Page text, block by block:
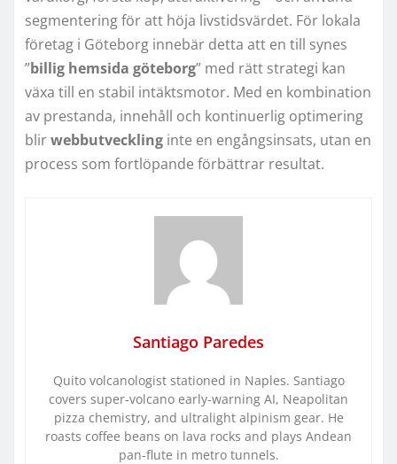
segmentering för att höja livstidsvärdet. För lokala
företag i Göteborg innebär detta att en till synes
”billig hemsida göteborg” med rätt strategi kan
växa till en stabil intäktsmotor. Med en kombination
av prestanda, innehåll och kontinuerlig optimering
blirwebbutveckling inte en engångsinsats, utan en
process som fortlöpande förbättrar resultat.
Santiago Paredes
Quito volcanologist stationed in Naples. Santiago
covers super-volcano early-warning AI, Neapolitan
pizza chemistry, and ultralight alpinism gear. He
roasts coffee beans on lava rocks and plays Andean
pan-flute in metro tunnels.